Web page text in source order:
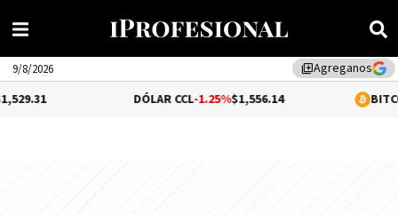
library_addAgreganos
9/8/2026
DÓLAR CCL -1.25%$1,556.14 BITCOIN 0.31%